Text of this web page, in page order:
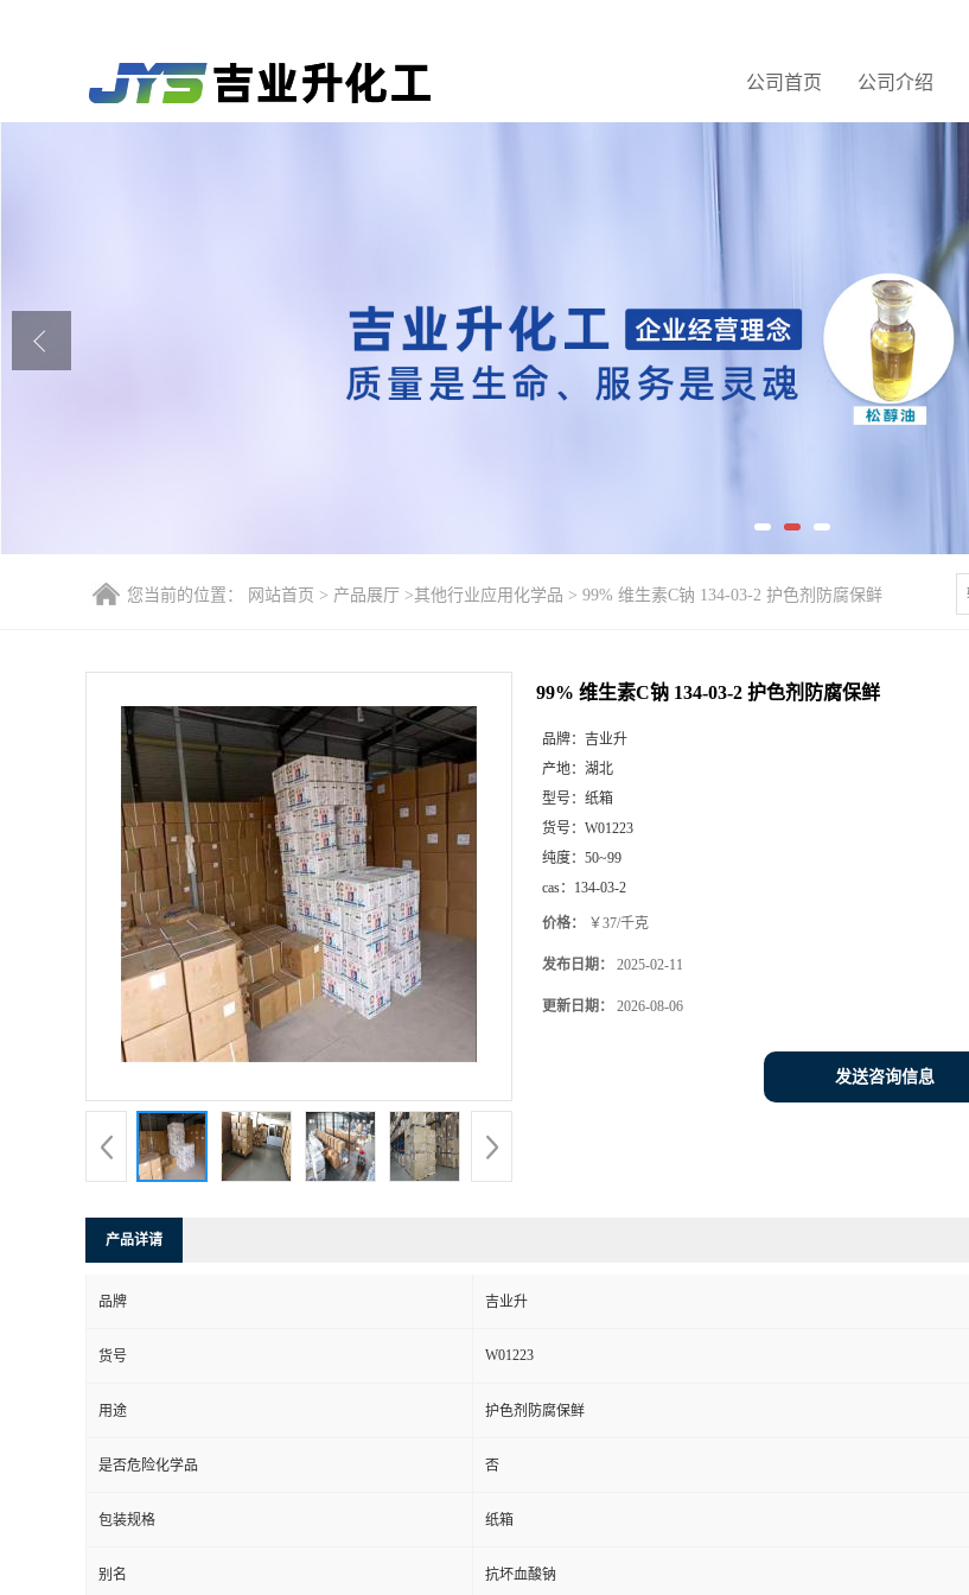
公司首页 公司介绍
公司首页
联系方式
您当前的位置： 网站首页 > 产品展厅 >其他行业应用化学品 > 99% 维生素C钠 134-03-2 护色剂防腐保鲜
99% 维生素C钠 134-03-2 护色剂防腐保鲜
品牌： 吉业升
产地： 湖北
型号： 纸箱
货号： W01223
纯度： 50~99
cas： 134-03-2
价格： ￥37/千克
发布日期： 2025-02-11
更新日期： 2026-08-06
发送咨询信息
产品详请
品牌 吉业升
货号 W01223
用途 护色剂防腐保鲜
是否危险化学品 否
包装规格 纸箱
别名 抗坏血酸钠